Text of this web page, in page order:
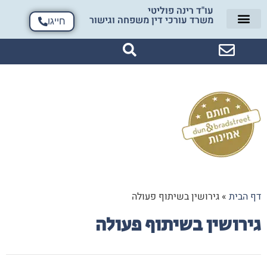
עו"ד רינה פוליטי
משרד עורכי דין משפחה וגישור חייגו
דף הבית » גירושין בשיתוף פעולה
גירושין בשיתוף פעולה